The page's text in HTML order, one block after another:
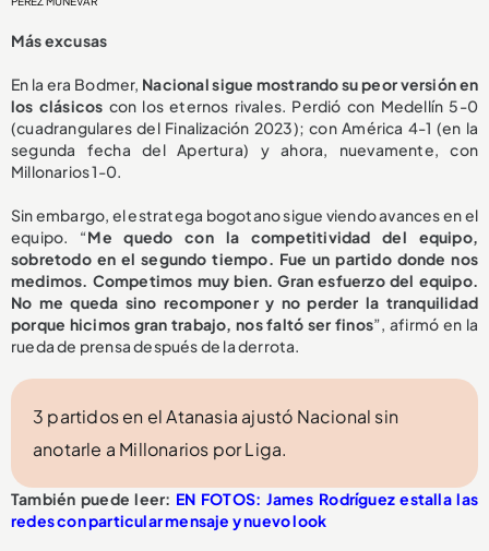
Más excusas
En la era Bodmer, Nacional sigue mostrando su peor versión en
los clásicos con los eternos rivales. Perdió con Medellín 5-0
(cuadrangulares del Finalización 2023); con América 4-1 (en la
segunda fecha del Apertura) y ahora, nuevamente, con
Millonarios 1-0.
Sin embargo, el estratega bogotano sigue viendo avances en el
equipo. “Me quedo con la competitividad del equipo,
sobretodo en el segundo tiempo. Fue un partido donde nos
medimos. Competimos muy bien. Gran esfuerzo del equipo.
No me queda sino recomponer y no perder la tranquilidad
porque hicimos gran trabajo, nos faltó ser finos”, afirmó en la
rueda de prensa después de la derrota.
3 partidos en el Atanasia ajustó Nacional sin
anotarle a Millonarios por Liga.
También puede leer: EN FOTOS: James Rodríguez estalla las
redes con particular mensaje y nuevo look